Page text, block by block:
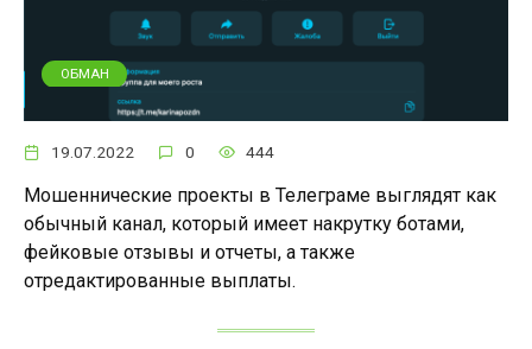
ОБМАН
19.07.2022 0 444
Мошеннические проекты в Телеграме выглядят как
обычный канал, который имеет накрутку ботами,
фейковые отзывы и отчеты, а также
отредактированные выплаты.